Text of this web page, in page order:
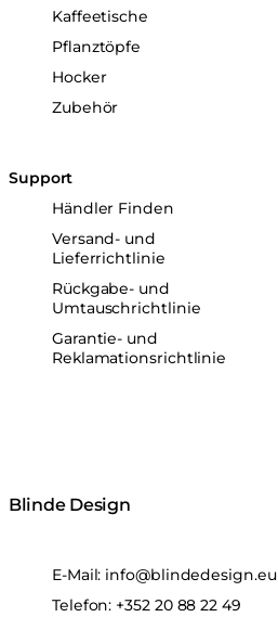
Kaffeetische
Pflanztöpfe
Hocker
Zubehör
Support
Händler Finden
Versand- und
Lieferrichtlinie
Rückgabe- und
Umtauschrichtlinie
Garantie- und
Reklamationsrichtlinie
Blinde Design
E-Mail: info@blindedesign.eu
Telefon: +352 20 88 22 49